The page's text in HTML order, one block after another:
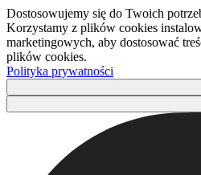
Dostosowujemy się do Twoich
Korzystamy z plików cookies
marketingowych, aby dostosować
plików cookies.
Polityka prywatności